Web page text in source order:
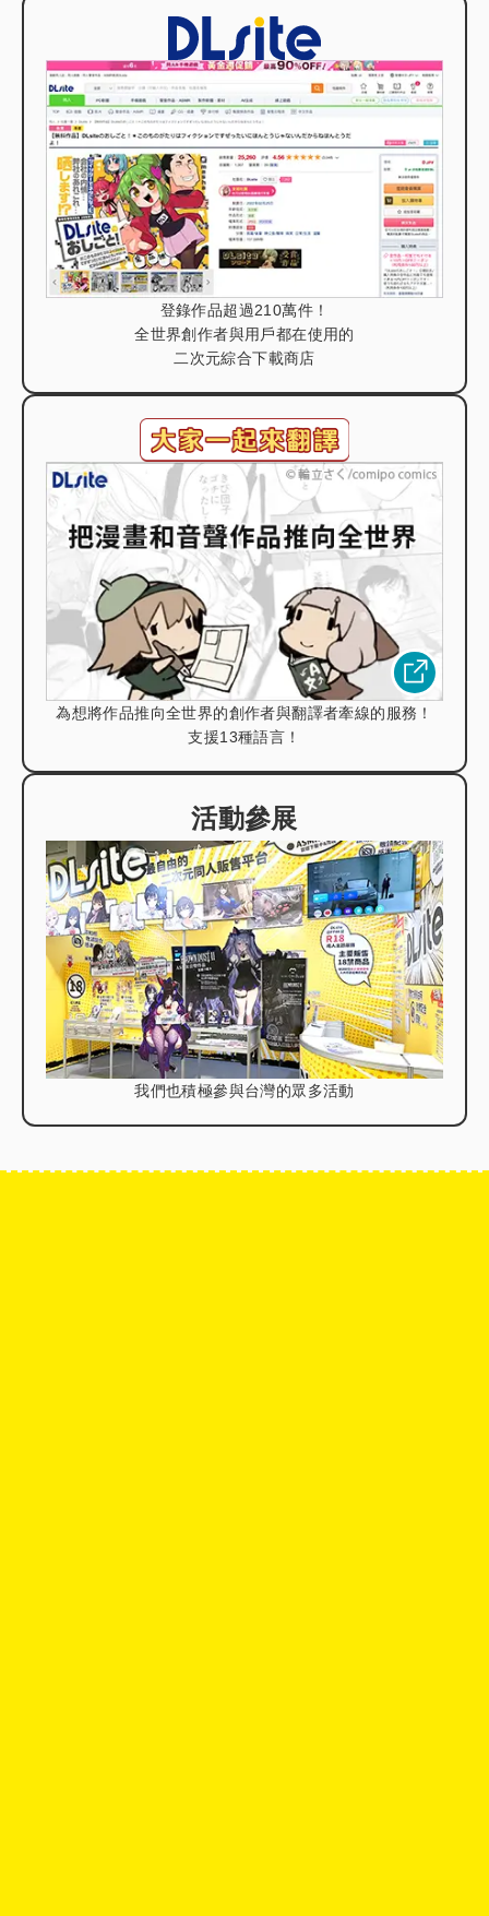
登錄作品超過210萬件！
全世界創作者與用戶都在使用的
二次元綜合下載商店
為想將作品推向全世界的創作者與翻譯者牽線的服務！
支援13種語言！
活動參展
我們也積極參與台灣的眾多活動